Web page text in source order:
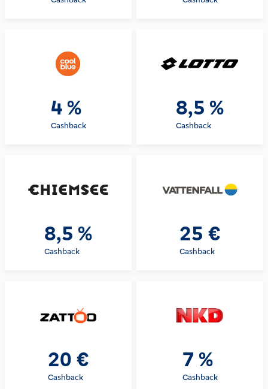
4 %
Cashback
8,5 %
Cashback
8,5 %
Cashback
25 €
Cashback
20 €
Cashback
7 %
Cashback